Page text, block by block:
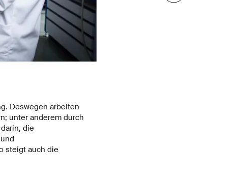
Deswegen arbeiten
unter anderem durch
die
steigt auch die